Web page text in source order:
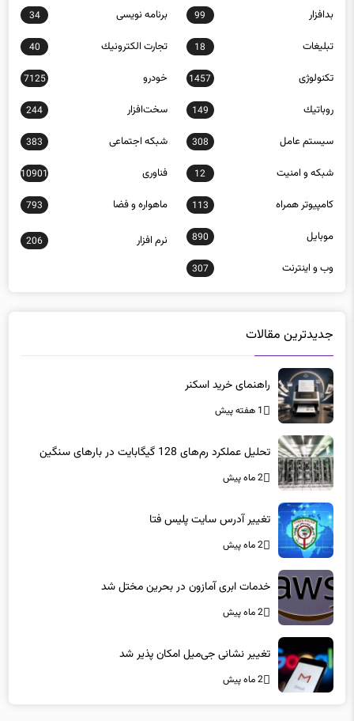
تبلیغات 18 تجارت الكترونيك 40
تکنولوژی 1457 خودرو 7125
روباتيك 149 سخت‌افزار 244
سيستم عامل 308 شبكه اجتماعی 383
شبكه و امنيت 12 فناوری 10901
كامپيوتر همراه 113 ماهواره و فضا 793
موبايل 890
206
وب و اينترنت 307
راهنمای خرید اسکنر
1 هفته پیش
2 ماه پیش
2 ماه پیش
2 ماه پیش
2 ماه پیش